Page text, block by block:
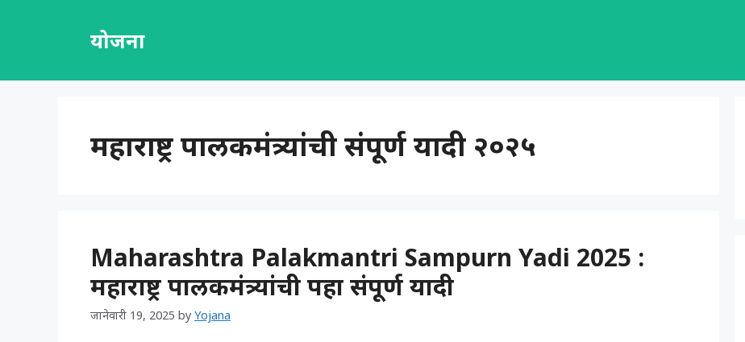
योजना
महाराष्ट्र पालकमंत्र्यांची संपूर्ण यादी २०२५
Maharashtra Palakmantri Sampurn Yadi 2025 :
महाराष्ट्र पालकमंत्र्यांची पहा संपूर्ण यादी
जानेवारी 19, 2025 by Yojana